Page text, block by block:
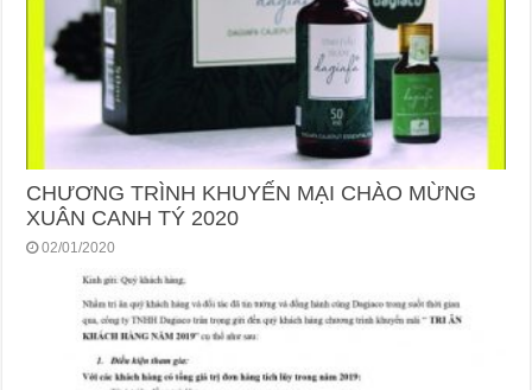
CHƯƠNG TRÌNH KHUYẾN MẠI CHÀO MỪNG
XUÂN CANH TÝ 2020
02/01/2020